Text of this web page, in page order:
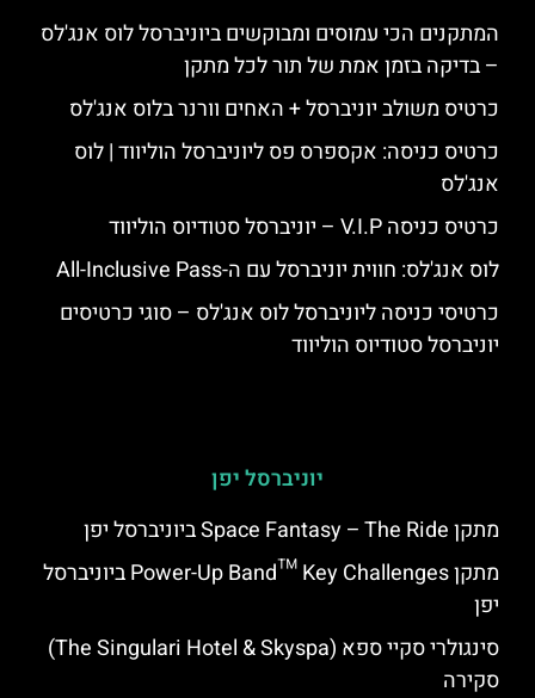
המתקנים הכי עמוסים ומבוקשים ביוניברסל לוס אנג'לס
– בדיקה בזמן אמת של תור לכל מתקן
כרטיס משולב יוניברסל + האחים וורנר בלוס אנג'לס
כרטיס כניסה: אקספרס פס ליוניברסל הוליווד | לוס
אנג'לס
כרטיס כניסה V.I.P – יוניברסל סטודיוס הוליווד
לוס אנג'לס: חווית יוניברסל עם ה-All-Inclusive Pass
כרטיסי כניסה ליוניברסל לוס אנג'לס – סוגי כרטיסים
יוניברסל סטודיוס הוליווד
יוניברסל יפן
מתקן Space Fantasy – The Ride ביוניברסל יפן
מתקן Power-Up Band™ Key Challenges ביוניברסל
יפן
סינגולרי סקיי ספא (The Singulari Hotel & Skyspa)
סקירה